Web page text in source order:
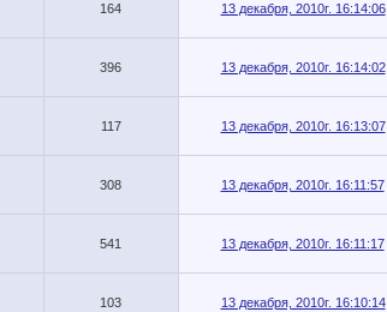
164 13 декабря, 2010г. 16:14:06
396 13 декабря, 2010г. 16:14:02
117 13 декабря, 2010г. 16:13:07
308 13 декабря, 2010г. 16:11:57
541 13 декабря, 2010г. 16:11:17
103 13 декабря, 2010г. 16:10:14